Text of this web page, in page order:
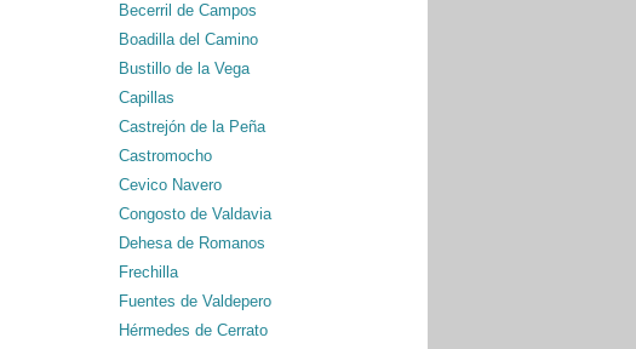
Becerril de Campos
Boadilla del Camino
Bustillo de la Vega
Capillas
Castrejón de la Peña
Castromocho
Cevico Navero
Congosto de Valdavia
Dehesa de Romanos
Frechilla
Fuentes de Valdepero
Hérmedes de Cerrato